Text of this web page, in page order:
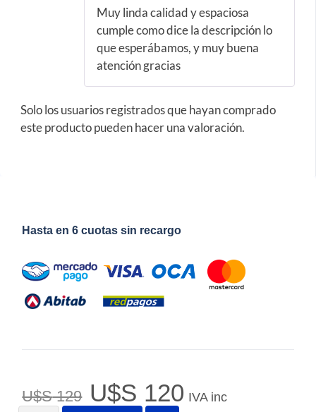
Muy linda calidad y espaciosa
cumple como dice la descripción lo
que esperábamos, y muy buena
atención gracias
Solo los usuarios registrados que hayan comprado
este producto pueden hacer una valoración.
Hasta en 6 cuotas sin recargo
U$S129 U$S 120 IVA inc